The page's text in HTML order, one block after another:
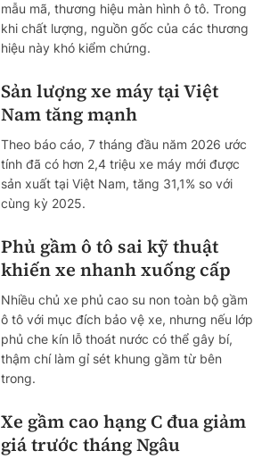
mẫu mã, thương hiệu màn hình ô tô. Trong
khi chất lượng, nguồn gốc của các thương
hiệu này khó kiểm chứng.
Sản lượng xe máy tại Việt
Nam tăng mạnh
Theo báo cáo, 7 tháng đầu năm 2026 ước
tính đã có hơn 2,4 triệu xe máy mới được
sản xuất tại Việt Nam, tăng 31,1% so với
cùng kỳ 2025.
Phủ gầm ô tô sai kỹ thuật
khiến xe nhanh xuống cấp
Nhiều chủ xe phủ cao su non toàn bộ gầm
ô tô với mục đích bảo vệ xe, nhưng nếu lớp
phủ che kín lỗ thoát nước có thể gây bí,
thậm chí làm gỉ sét khung gầm từ bên
trong.
Xe gầm cao hạng C đua giảm
giá trước tháng Ngâu